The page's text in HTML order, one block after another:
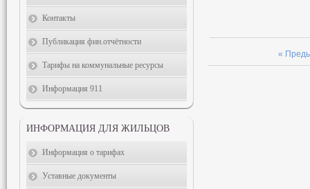
«
Контакты
Публикация фин.отчётности
Тарифы на коммунальные ресурсы
Информация 911
ИНФОРМАЦИЯ ДЛЯ ЖИЛЬЦОВ
Информация о тарифах
Уставные документы